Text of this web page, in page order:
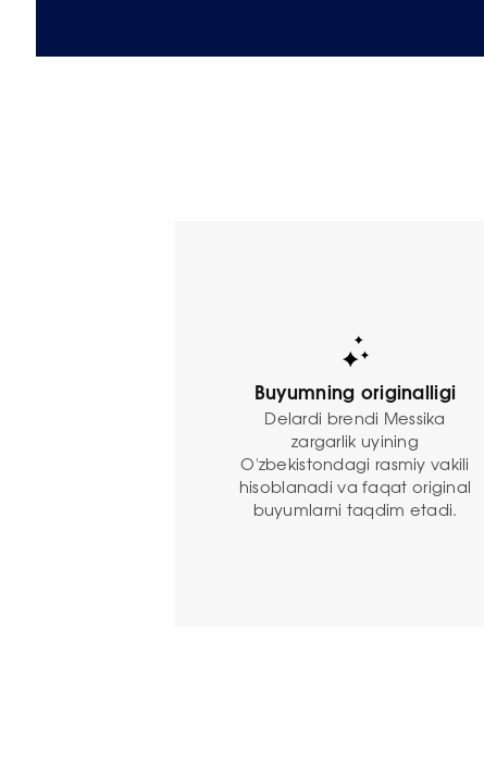
Buyumning originalligi
Delardi brendi Messika
zargarlik uyining
O'zbekistondagi rasmiy vakili
hisoblanadi va faqat original
buyumlarni taqdim etadi.